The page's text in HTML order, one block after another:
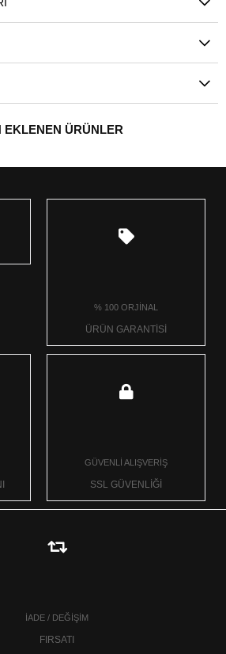
EKLENEN ÜRÜNLER
% 100 ORJİNAL
ÜRÜN GARANTİSİ
GÜVENLİ ALIŞVERİŞ
SSL GÜVENLİĞİ
İADE / DEĞİŞİM
FIRSATI